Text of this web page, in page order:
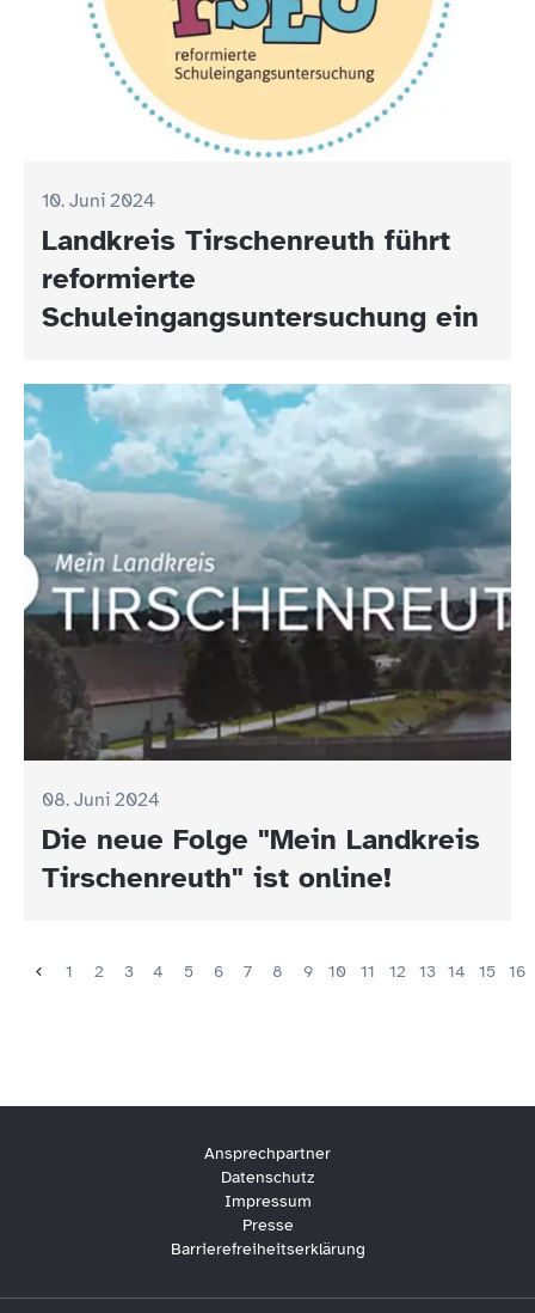
10. Juni 2024
Landkreis Tirschenreuth führt
reformierte
Schuleingangsuntersuchung ein
08. Juni 2024
Die neue Folge "Mein Landkreis
Tirschenreuth" ist online!
1 2 3 4 5 6 7 8 9 10 11 12 13 14 15 16
Ansprechpartner
Datenschutz
Impressum
Presse
Barrierefreiheitserklärung